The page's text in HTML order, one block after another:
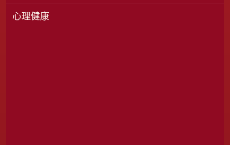
心理健康